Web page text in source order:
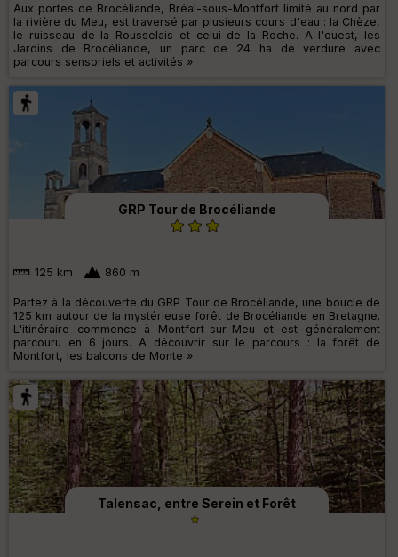
Aux portes de Brocéliande, Bréal-sous-Montfort limité au nord par
la rivière du Meu, est traversé par plusieurs cours d'eau : la Chèze,
le ruisseau de la Rousselais et celui de la Roche. A l'ouest, les
Jardins de Brocéliande, un parc de 24 ha de verdure avec
parcours sensoriels et activités »
GRP Tour de Brocéliande
125 km 860 m
Partez à la découverte du GRP Tour de Brocéliande, une boucle de
125 km autour de la mystérieuse forêt de Brocéliande en Bretagne.
L'itinéraire commence à Montfort-sur-Meu et est généralement
parcouru en 6 jours. A découvrir sur le parcours : la forêt de
Montfort, les balcons de Monte »
Talensac, entre Serein et Forêt